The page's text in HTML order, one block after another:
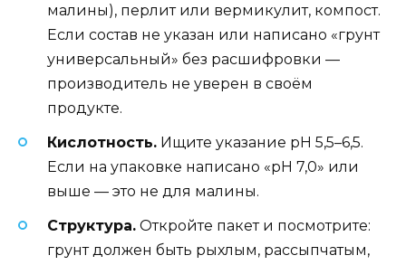
малины), перлит или вермикулит, компост.
Если состав не указан или написано «грунт
универсальный» без расшифровки —
производитель не уверен в своём
продукте.
Кислотность. Ищите указание pH 5,5–6,5.
Если на упаковке написано «pH 7,0» или
выше — это не для малины.
Структура. Откройте пакет и посмотрите:
грунт должен быть рыхлым, рассыпчатым,